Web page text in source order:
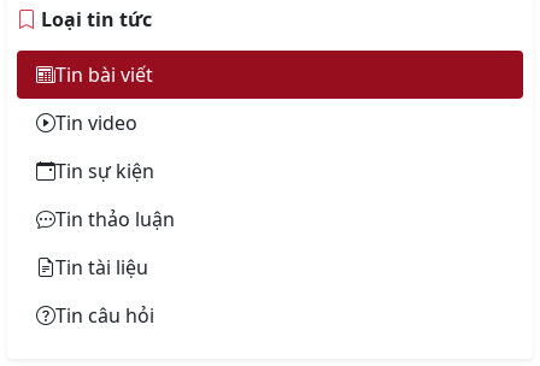
Loại tin tức
Tin bài viết
Tin video
Tin sự kiện
Tin thảo luận
Tin tài liệu
Tin câu hỏi